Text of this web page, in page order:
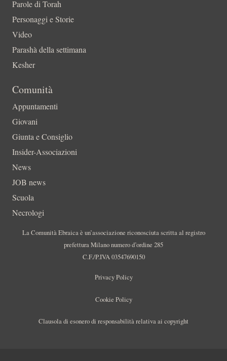
Parole di Torah
Personaggi e Storie
Video
Parashà della settimana
Kesher
Comunità
Appuntamenti
Giovani
Giunta e Consiglio
Insider-Associazioni
News
JOB news
Scuola
Necrologi
La Comunità Ebraica è un’associazione riconosciuta scritta al registro
prefettura Milano numero d’ordine 285
C.F./P.IVA 03547690150
Privacy Policy
Cookie Policy
Clausola di esonero di responsabilità relativa ai copyright